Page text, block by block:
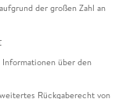
der großen Zahl an
über den
Rückgaberecht von